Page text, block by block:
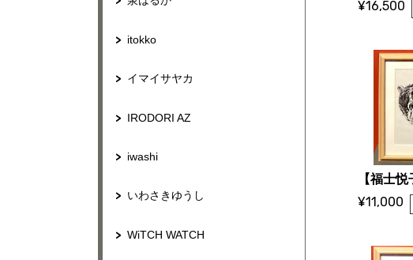
itokko
イマイサヤカ
IRODORI AZ
iwashi
いわさきゆうし
WiTCH WATCH
¥16,500
¥11,000